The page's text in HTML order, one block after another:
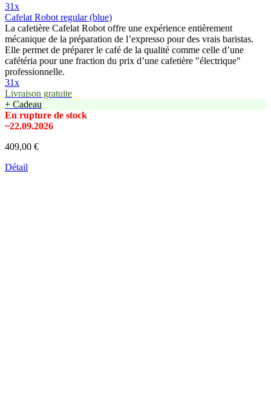
31x
Cafelat Robot regular (blue)
La cafetière Cafelat Robot offre une expérience entièrement
mécanique de la préparation de l’expresso pour des vrais baristas.
Elle permet de préparer le café de la qualité comme celle d’une
cafétéria pour une fraction du prix d’une cafetière "électrique"
professionnelle.
31x
Livraison gratuite
+ Cadeau
En rupture de stock
~22.09.2026
409,00 €
Détail